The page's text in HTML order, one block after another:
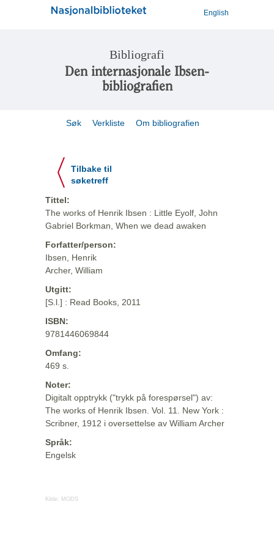
English
Bibliografi
Den internasjonale Ibsen-
bibliografien
Søk Verkliste Om bibliografien
Tilbake til
søketreff
Tittel:
The works of Henrik Ibsen : Little Eyolf, John
Gabriel Borkman, When we dead awaken
Forfatter/person:
Ibsen, Henrik
Archer, William
Utgitt:
[S.l.] : Read Books, 2011
ISBN:
9781446069844
Omfang:
469 s.
Noter:
Digitalt opptrykk ("trykk på forespørsel") av:
The works of Henrik Ibsen. Vol. 11. New York :
Scribner, 1912 i oversettelse av William Archer
Språk:
Engelsk
Kilde: MODS